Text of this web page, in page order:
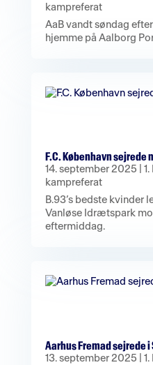
kampreferat
AaB vandt søndag
hjemme på Aalborg
F.C. København sejrede
14. september 2025
kampreferat
B.93’s bedste kvinder
Vanløse Idrætspark
eftermiddag.
Aarhus Fremad sejrede
13. september 2025